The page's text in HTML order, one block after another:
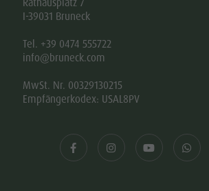
Rathausplatz 7
I-39031 Bruneck
Tel. +39 0474 555722
info@bruneck.com
MwSt. Nr. 00329130215
Empfängerkodex: USAL8PV